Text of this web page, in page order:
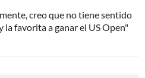
creo que no tiene sentido
la favorita a ganar el US Open"